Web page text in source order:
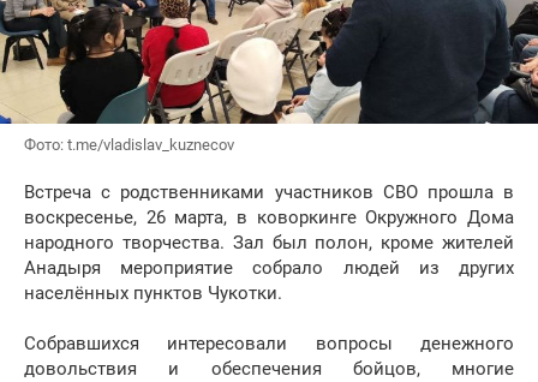
Фото: t.me/vladislav_kuznecov
Встреча с родственниками участников СВО прошла в
воскресенье, 26 марта, в коворкинге Окружного Дома
народного творчества. Зал был полон, кроме жителей
Анадыря мероприятие собрало людей из других
населённых пунктов Чукотки.
Собравшихся интересовали вопросы денежного
довольствия и обеспечения бойцов, многие